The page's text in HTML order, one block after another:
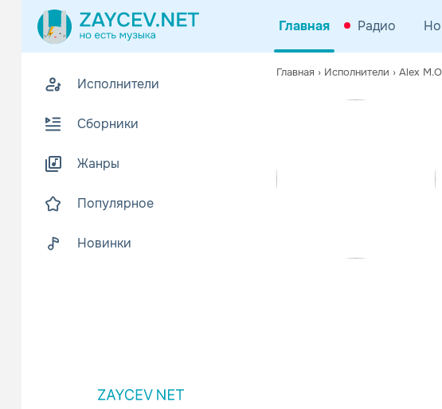
Главная Радио
Исполнители
Сборники
Жанры
Популярное
Новинки
Главная › Исполнители › Alex
Биография
Алекс появился на свет
ZAYCEV.NET
0